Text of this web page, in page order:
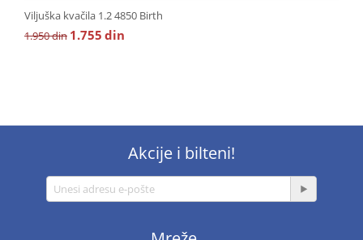
Viljuška kvačila 1.2 4850 Birth
1.950din 1.755 din
Akcije i bilteni!